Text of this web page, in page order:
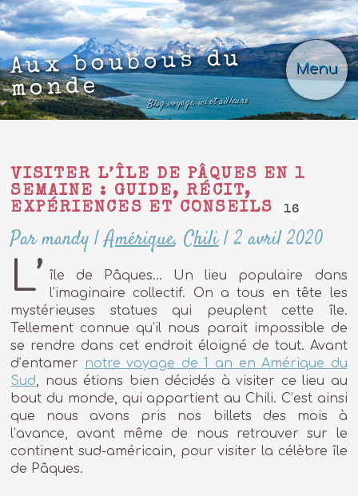
Menu
Aux boubous du
monde
Blog voyage, ici et ailleurs
VISITER L’ÎLE DE PÂQUES EN 1
SEMAINE : GUIDE, RÉCIT,
EXPÉRIENCES ET CONSEILS
16
Par mandy |Amérique,Chili|2 avril 2020
L’ île de Pâques… Un lieu populaire dans
l’imaginaire collectif. On a tous en tête les
mystérieuses statues qui peuplent cette île.
Tellement connue qu’il nous parait impossible de
se rendre dans cet endroit éloigné de tout. Avant
d’entamer notre voyage de 1 an en Amérique du
Sud , nous étions bien décidés à visiter ce lieu au
bout du monde, qui appartient au Chili. C’est ainsi
que nous avons pris nos billets des mois à
l’avance, avant même de nous retrouver sur le
continent sud-américain, pour visiter la célèbre île
de Pâques.